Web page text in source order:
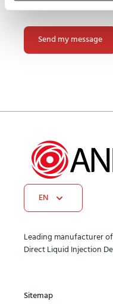
leave
this
field
empty.
EN
Leading manufacturer
Direct Liquid Injection
Sitemap